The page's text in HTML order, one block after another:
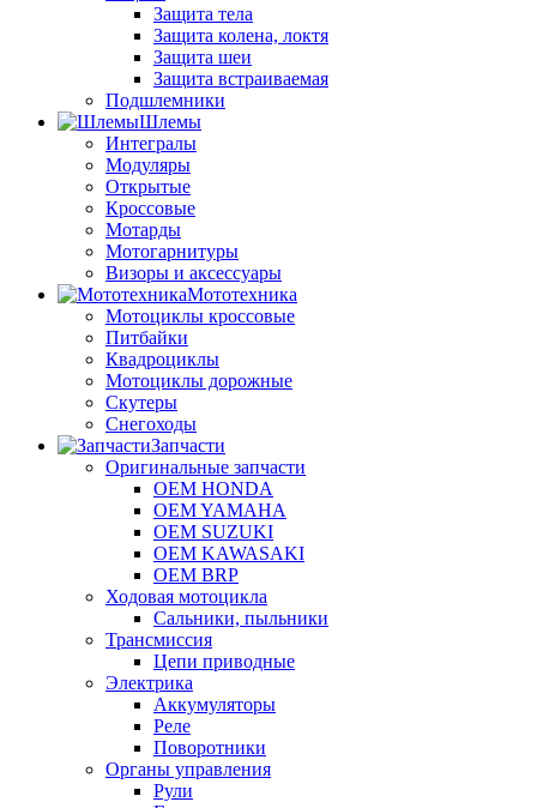
Защита тела
Защита колена, локтя
Защита шеи
Защита встраиваемая
Подшлемники
Шлемы
Интегралы
Модуляры
Открытые
Кроссовые
Мотарды
Мотогарнитуры
Визоры и аксессуары
Мототехника
Мотоциклы кроссовые
Питбайки
Квадроциклы
Мотоциклы дорожные
Скутеры
Снегоходы
Запчасти
Оригинальные запчасти
OEM HONDA
OEM YAMAHA
OEM SUZUKI
OEM KAWASAKI
OEM BRP
Ходовая мотоцикла
Сальники, пыльники
Трансмиссия
Цепи приводные
Электрика
Аккумуляторы
Реле
Поворотники
Органы управления
Рули